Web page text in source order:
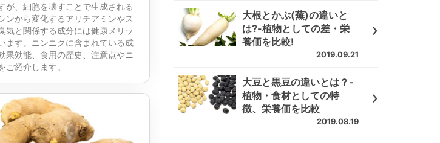
が、細胞を壊すことで生成される
ンから変化するアリチアミンやス
気と関係する成分には健康メリッ
ます。ニンニクに含まれている成
果効能、食用の歴史、注意点やニ
ご紹介します。
大根とかぶ(蕪)の違いと
は?-植物としての差・栄
養価を比較!
2019.09.21
大豆と黒豆の違いとは？-
植物・食材としての特
徴、栄養価を比較
2019.08.19